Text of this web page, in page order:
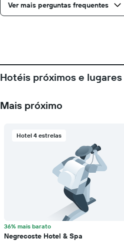
Ver mais perguntas frequentes
Hotéis próximos e
Mais próximo
Hotel 4 estrelas
36% mais barato
Negrecoste Hotel & Spa